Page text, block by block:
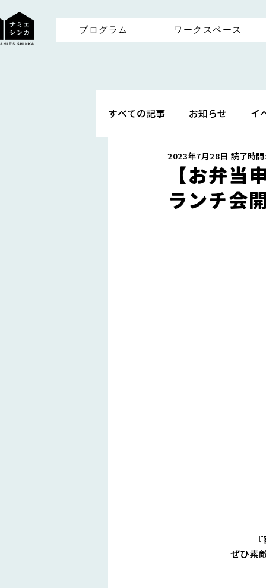
プログラム ワークスペース
すべての記事 お知らせ イ
【お弁
ランチ会
2023年7月28日 読了時
ぜひ素